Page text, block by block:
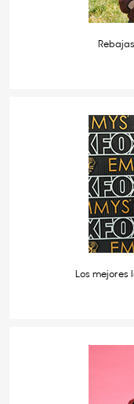
Los mejores